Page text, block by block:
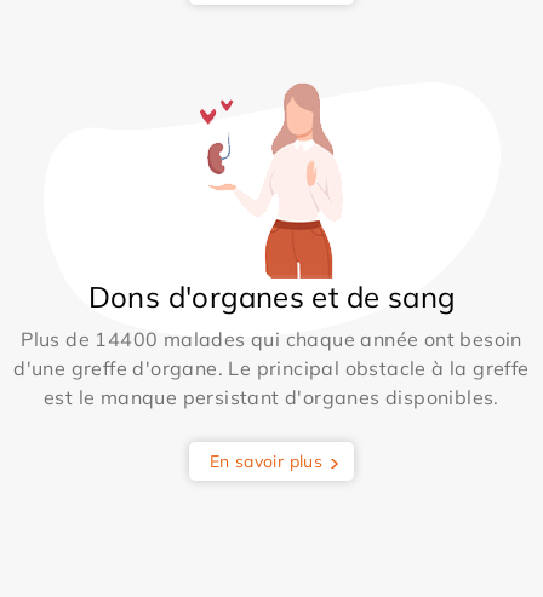
Dons d'organes et de sang
Plus de 14400 malades qui chaque année ont besoin
d'une greffe d'organe. Le principal obstacle à la greffe
est le manque persistant d'organes disponibles.
En savoir plus